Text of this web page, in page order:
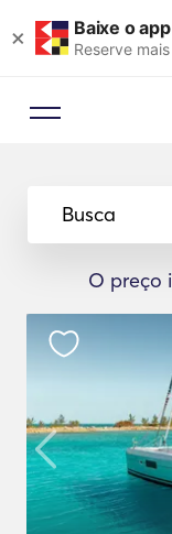
× Baixe o app
Reserve
Busca
O preço